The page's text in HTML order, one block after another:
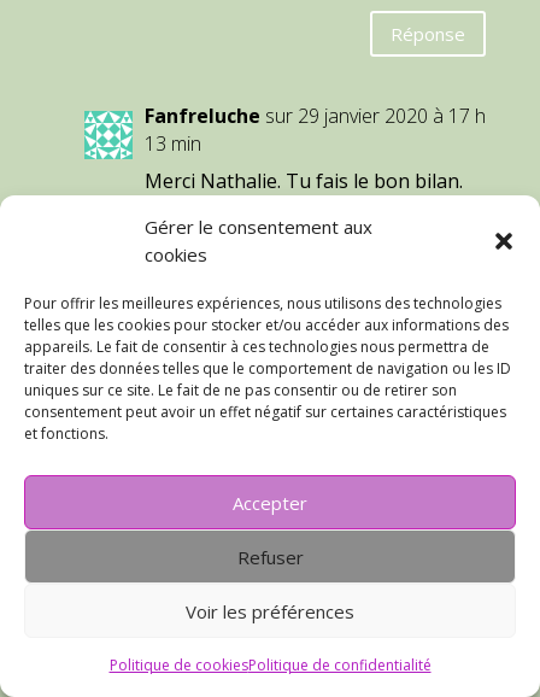
Gérer le consentement aux
cookies
Pour offrir les meilleures expériences, nous utilisons des technologies
telles que les cookies pour stocker et/ou accéder aux informations des
appareils. Le fait de consentir à ces technologies nous permettra de
traiter des données telles que le comportement de navigation ou les ID
uniques sur ce site. Le fait de ne pas consentir ou de retirer son
consentement peut avoir un effet négatif sur certaines caractéristiques
et fonctions.
Accepter
Refuser
Voir les préférences
Politique de cookiesPolitique de confidentialité
Réponse
Fanfreluche sur 29 janvier 2020 à 17 h
13 min
Merci Nathalie. Tu fais le bon bilan.
laisse aborder la suite l’esprit un peu
plus léger. Et puis il m’en reste
encore de ce beau tissu… on pourra
en faire quelque chose ni boulet, ni
zéro défaut j’espère.
Réponse
hermine123sur 27 janvier 2020 à 14 h 03
terminé ce joli pantalon malgré de
nombreuses difficultés.
Un pantalon en prêt a porter ne
« tomberait » peut-être pas mieux, j’en
sais quelque chose….